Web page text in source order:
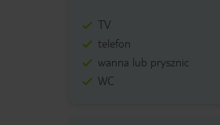
TV
telefon
wanna lub prysznic
WC